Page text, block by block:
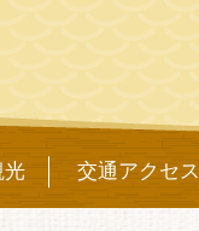
光 交通アクセス